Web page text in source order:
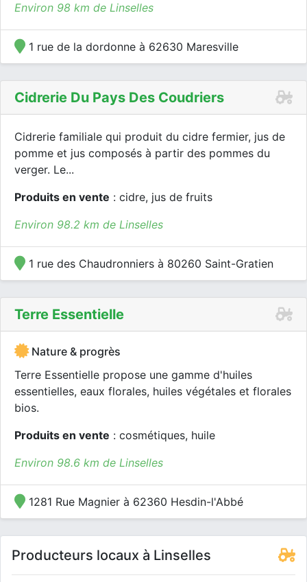
Environ 98 km de Linselles
1 rue de la dordonne à 62630 Maresville
Cidrerie Du Pays Des Coudriers
Cidrerie familiale qui produit du cidre fermier, jus de
pomme et jus composés à partir des pommes du
verger. Le...
Produits en vente : cidre, jus de fruits
Environ 98.2 km de Linselles
1 rue des Chaudronniers à 80260 Saint-Gratien
Terre Essentielle
Nature & progrès
Terre Essentielle propose une gamme d'huiles
essentielles, eaux florales, huiles végétales et florales
bios.
Produits en vente : cosmétiques, huile
Environ 98.6 km de Linselles
1281 Rue Magnier à 62360 Hesdin-l'Abbé
Producteurs locaux à Linselles